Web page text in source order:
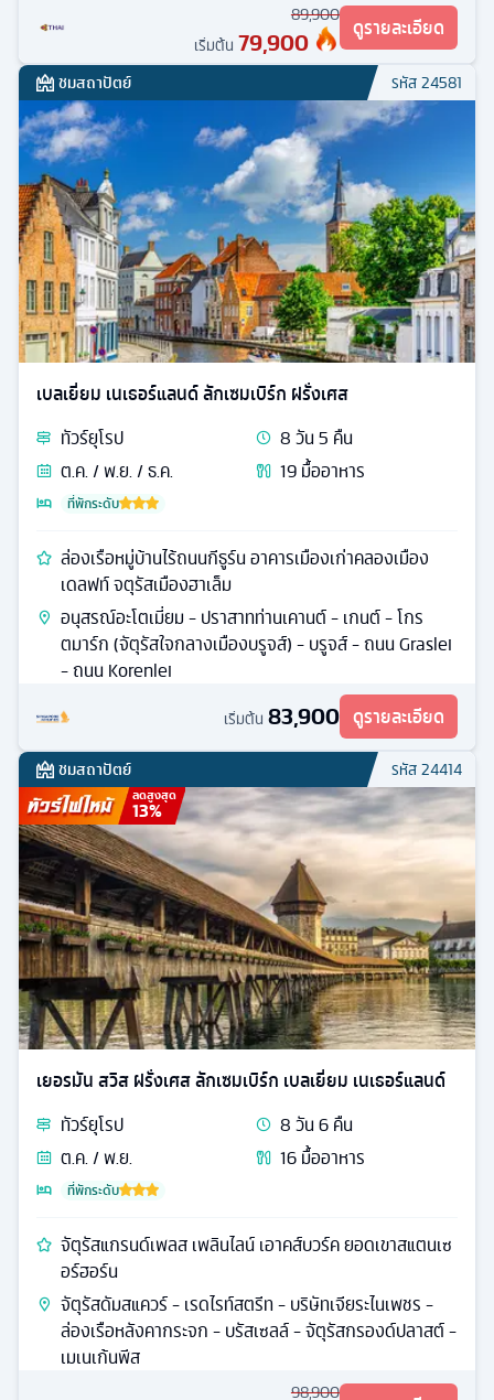
89,900
เริ่มต้น 79,900 ดูรายละเอียด
ชมสถาปัตย์ รหัส24581
เบลเยี่ยม เนเธอร์แลนด์ ลักเซมเบิร์ก ฝรั่งเศส
ทัวร์ยุโรป 8วัน5 คืน
ต.ค. / พ.ย. / ธ.ค.
19มื้ออาหาร
ที่พักระดับ
ล่องเรือหมู่บ้านไร้ถนนกีธูร์น อาคารเมืองเก่าคลองเมือง
เดลฟท์ จตุรัสเมืองฮาเล็ม
อนุสรณ์อะโตเมี่ยม - ปราสาทท่านเคานต์ - เกนต์ - โกร
ตมาร์ก (จัตุรัสใจกลางเมืองบรูจส์) - บรูจส์ - ถนน Graslei
- ถนน Korenlei
เริ่มต้น 83,900 ดูรายละเอียด
ชมสถาปัตย์ รหัส24414
ลดสูงสุด
13%
เยอรมัน สวิส ฝรั่งเศส ลักเซมเบิร์ก เบลเยี่ยม เนเธอร์แลนด์
ทัวร์ยุโรป 8วัน6คืน
ต.ค. / พ.ย.
16มื้ออาหาร
ที่พักระดับ
จัตุรัสแกรนด์เพลส เพลินไลน์ เอาคส์บวร์ค ยอดเขาสแตนเซ
อร์ฮอร์น
จัตุรัสดัมสแควร์ - เรดไรท์สตรีท - บริษัทเจียระไนเพชร -
ล่องเรือหลังคากระจก - บรัสเซลล์ - จัตุรัสกรองด์ปลาสต์ -
เมเนเก้นพีส
98,900